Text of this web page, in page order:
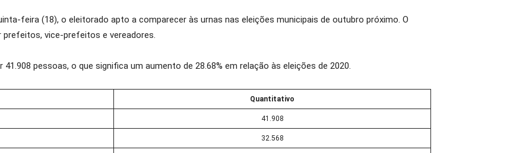
feira (18), o eleitorado apto a comparecer às urnas nas eleições municipais de outubro próximo. O
prefeitos, vice-prefeitos e vereadores.
pessoas, o que significa um aumento de 28.68% em relação às eleições de 2020.
Quantitativo
41.908
32.568